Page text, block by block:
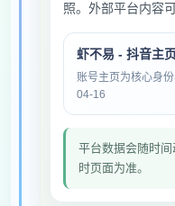
照。外部平台内容
虾不易 - 抖音主
账号主页为核心身
04-16
平台数据会随时
时页面为准。